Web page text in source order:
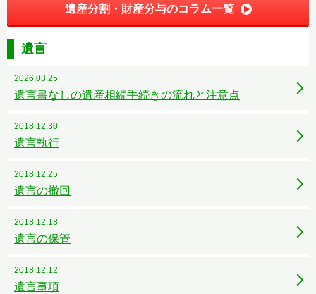
遺産分割・財産分与のコラム一覧
遺言
2026.03.25
遺言書なしの遺産相続手続きの流れと注意点
2018.12.30
遺言執行
2018.12.25
遺言の撤回
2018.12.18
遺言の保管
2018.12.12
遺言事項